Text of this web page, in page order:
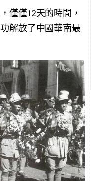
僅僅12天的時間，
解放了中國華南最